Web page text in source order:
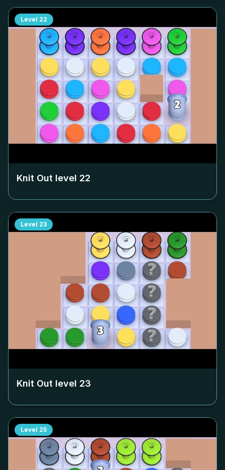
Level 22
Knit Out level 22
Level 23
Knit Out level 23
Level 25